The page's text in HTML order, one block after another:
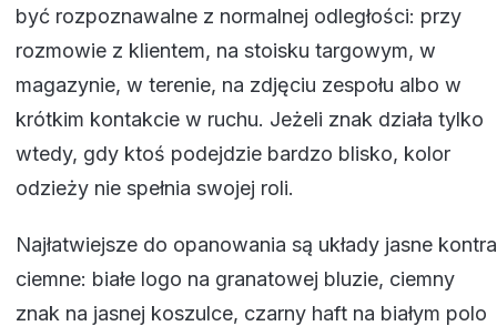
być rozpoznawalne z normalnej odległości: przy
rozmowie z klientem, na stoisku targowym, w
magazynie, w terenie, na zdjęciu zespołu albo w
krótkim kontakcie w ruchu. Jeżeli znak działa tylko
wtedy, gdy ktoś podejdzie bardzo blisko, kolor
odzieży nie spełnia swojej roli.
Najłatwiejsze do opanowania są układy jasne kontra
ciemne: białe logo na granatowej bluzie, ciemny
znak na jasnej koszulce, czarny haft na białym polo